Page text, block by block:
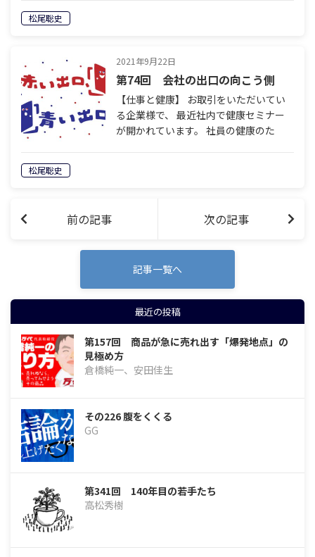
松尾聡史
2021年9月22日
第74回 会社の出口の向こう側
【仕事と健康】 お取引をいただいてい
る企業様で、 最近社内で健康セミナー
が開かれています。 社員の健康のた
松尾聡史
前の記事 次の記事
記事一覧へ
最近の投稿
第157回 商品が急に売れ出す「爆発地点」の
見極め方
倉橋純一、安田佳生
その226 腹をくくる
GG
第341回 140年目の若手たち
高松秀樹